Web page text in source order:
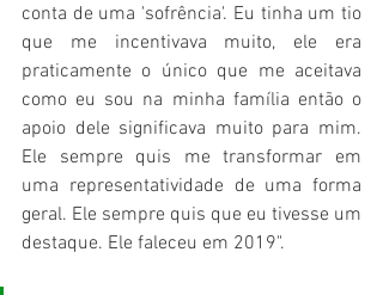
conta de uma 'sofrência'. Eu tinha um tio
que me incentivava muito, ele era
praticamente o único que me aceitava
como eu sou na minha família então o
apoio dele significava muito para mim.
Ele sempre quis me transformar em
uma representatividade de uma forma
geral. Ele sempre quis que eu tivesse um
destaque. Ele faleceu em 2019".